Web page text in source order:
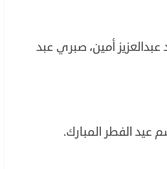
أمين، صبري عبد
عيد الفطر المبارك.